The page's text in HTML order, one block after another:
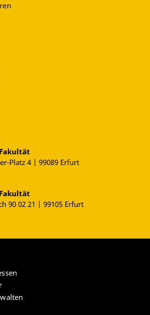
Platz 4 | 99089 Erfurt
90 02 21 | 99105 Erfurt